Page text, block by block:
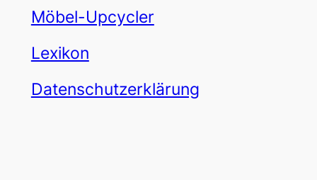
Möbel-Upcycler
Lexikon
Datenschutzerklärung